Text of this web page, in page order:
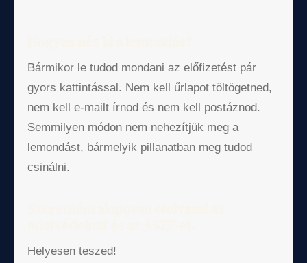
Bármikor le tudod mondani az előfizetést pár
gyors kattintással. Nem kell űrlapot töltögetned,
nem kell e-mailt írnod és nem kell postáznod.
Semmilyen módon nem nehezítjük meg a
lemondást, bármelyik pillanatban meg tudod
csinálni.
Helyesen teszed!